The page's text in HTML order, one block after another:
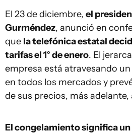
El 23 de diciembre, el
Gurméndez, anunció en
que la telefónica estatal
tarifas el 1° de enero. El
empresa está atravesando
en todos los mercados y
de sus precios, más
El congelamiento significa